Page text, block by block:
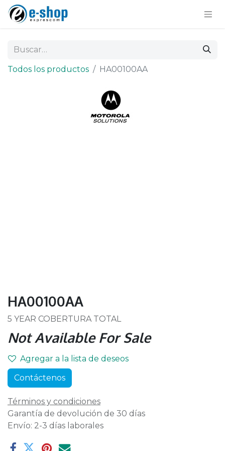
Todos los productos HA00100AA
HA00100AA
5 YEAR COBERTURA TOTAL
Not Available For Sale
Agregar a la lista de deseos
Contáctenos
Términos y condiciones
Garantía de devolución de 30 días
Envío: 2-3 días laborales